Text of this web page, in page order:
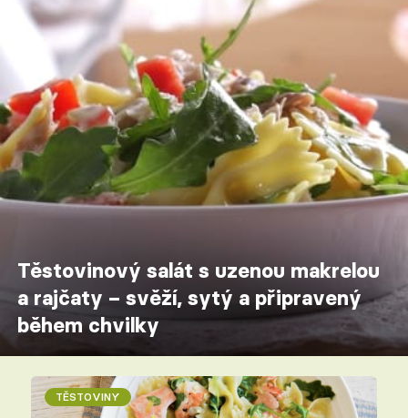
Těstovinový salát s uzenou makrelou
a rajčaty – svěží, sytý a připravený
během chvilky
TĚSTOVINY